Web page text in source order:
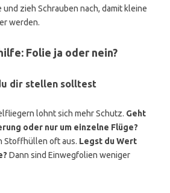
zieh Schrauben nach, damit kleine
werden.
Folie ja oder nein?
dir stellen solltest
lohnt sich mehr Schutz. Geht
oder nur um einzelne Flüge?
Stoffhüllen oft aus. Legst du Wert
Dann sind Einwegfolien weniger